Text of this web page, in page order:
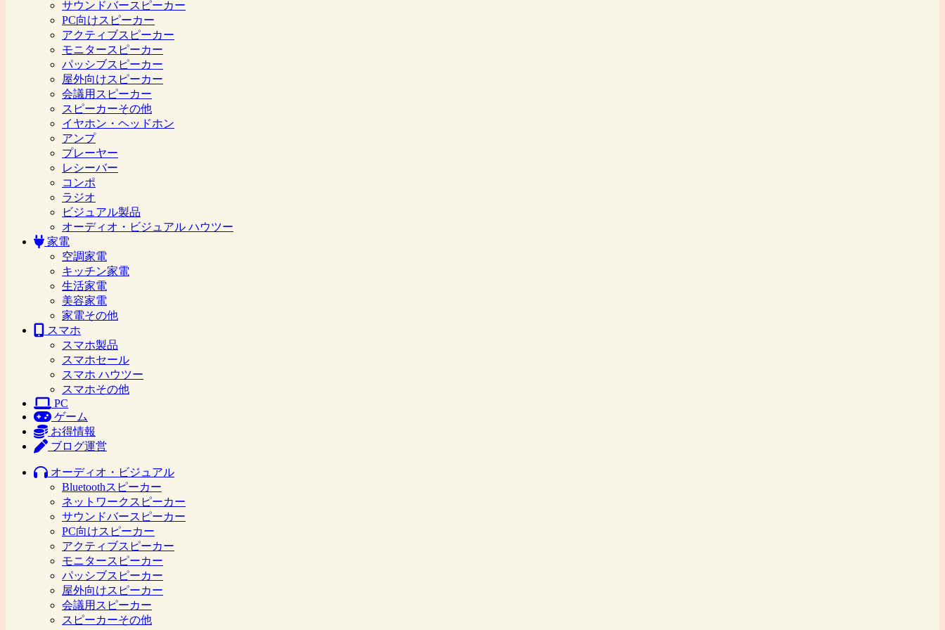
サウンドバースピーカー
PC向けスピーカー
アクティブスピーカー
モニタースピーカー
パッシブスピーカー
屋外向けスピーカー
会議用スピーカー
スピーカーその他
イヤホン・ヘッドホン
アンプ
プレーヤー
レシーバー
コンポ
ラジオ
ビジュアル製品
オーディオ・ビジュアル ハウツー
家電
空調家電
キッチン家電
生活家電
美容家電
家電その他
スマホ
スマホ製品
スマホセール
スマホ ハウツー
スマホその他
PC
ゲーム
お得情報
ブログ運営
オーディオ・ビジュアル
Bluetoothスピーカー
ネットワークスピーカー
サウンドバースピーカー
PC向けスピーカー
アクティブスピーカー
モニタースピーカー
パッシブスピーカー
屋外向けスピーカー
会議用スピーカー
スピーカーその他